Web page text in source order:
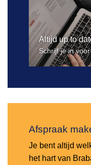
Altijd up to
Schrijf je in
Afspraak
Je bent altijd
het hart van